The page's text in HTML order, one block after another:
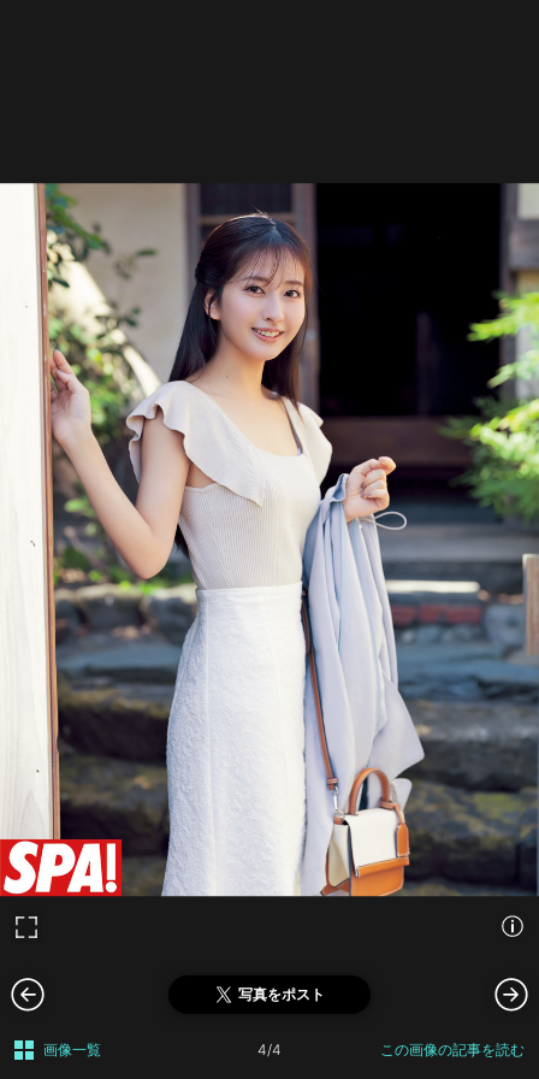
写真をポスト
画像一覧 4/4 この画像の記事を読む